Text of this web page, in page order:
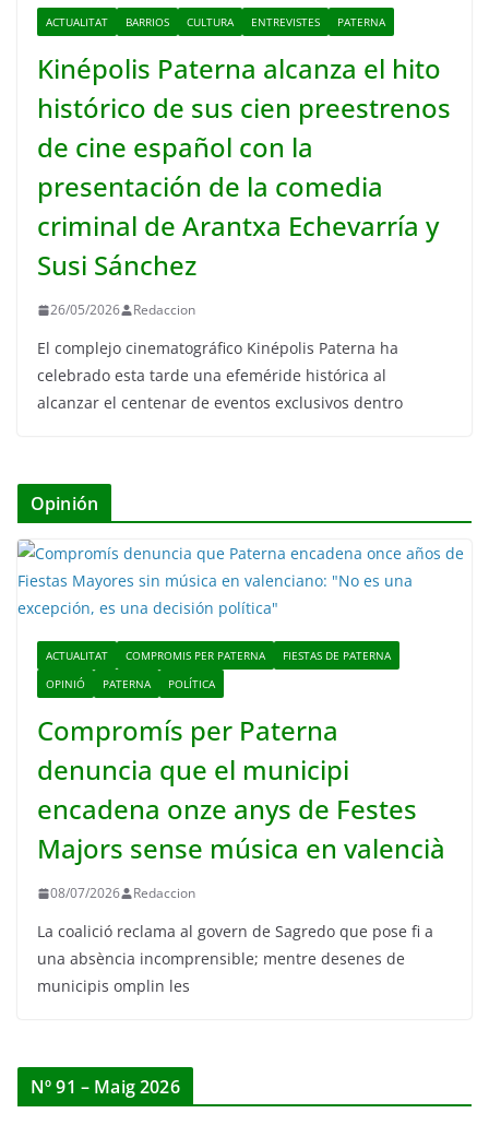
ACTUALITAT BARRIOS CULTURA ENTREVISTES PATERNA
Kinépolis Paterna alcanza el hito
histórico de sus cien preestrenos
de cine español con la
presentación de la comedia
criminal de Arantxa Echevarría y
Susi Sánchez
26/05/2026 Redaccion
El complejo cinematográfico Kinépolis Paterna ha
celebrado esta tarde una efeméride histórica al
alcanzar el centenar de eventos exclusivos dentro
Opinión
ACTUALITAT COMPROMIS PER PATERNA
FIESTAS DE PATERNA
OPINIÓ
PATERNA POLÍTICA
Compromís per Paterna
denuncia que el municipi
encadena onze anys de Festes
Majors sense música en valencià
08/07/2026 Redaccion
La coalició reclama al govern de Sagredo que pose fi a
una absència incomprensible; mentre desenes de
municipis omplin les
Nº 91 – Maig 2026